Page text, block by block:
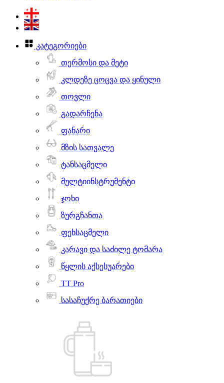
კატეგორიები
თერმოსი და მეტი
კლდეზე ცოცვა და ყინული
თოვლი
გადარჩენა
ფანარი
მზის სათვალე
ტანსაცმელი
მულტიინსტრუმენტი
ჯოხი
ზურგჩანთა
ფეხსაცმელი
კარავი და საძილე ტომარა
წყლის აქსესუარები
TT Pro
სასაჩუქრე ბარათიები